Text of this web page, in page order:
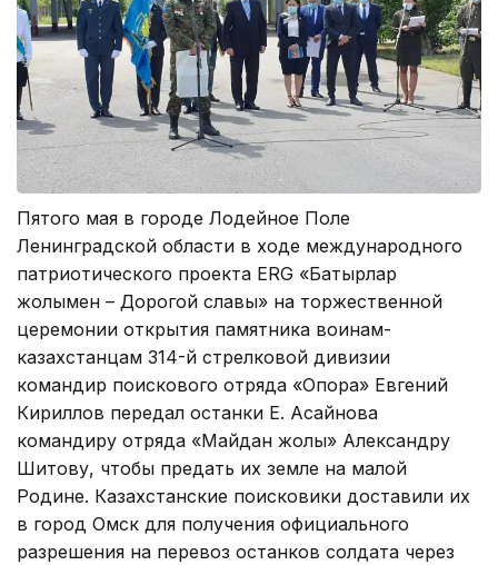
Пятого мая в городе Лодейное Поле
Ленинградской области в ходе международного
патриотического проекта ERG «Батырлар
жолымен – Дорогой славы» на торжественной
церемонии открытия памятника воинам-
казахстанцам 314-й стрелковой дивизии
командир поискового отряда «Опора» Евгений
Кириллов передал останки Е. Асайнова
командиру отряда «Майдан жолы» Александру
Шитову, чтобы предать их земле на малой
Родине. Казахстанские поисковики доставили их
в город Омск для получения официального
разрешения на перевоз останков солдата через